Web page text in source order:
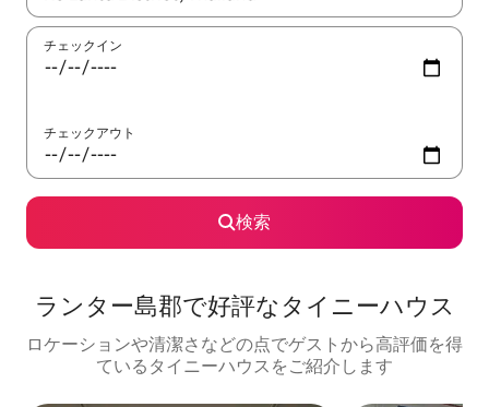
チェックイン
チェックアウト
検索
ランター島郡で好評なタイニーハウス
ロケーションや清潔さなどの点でゲストから高評価を得
ているタイニーハウスをご紹介します